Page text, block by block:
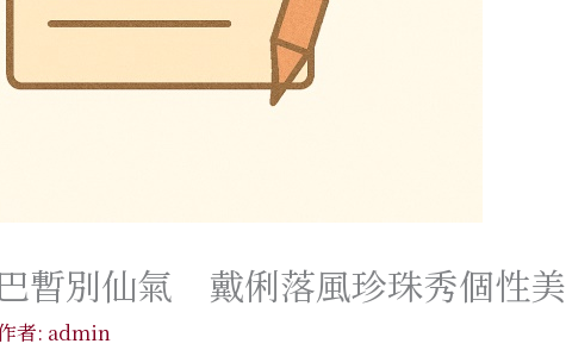
暫別仙氣 戴俐落風珍珠秀個性美
者: admin